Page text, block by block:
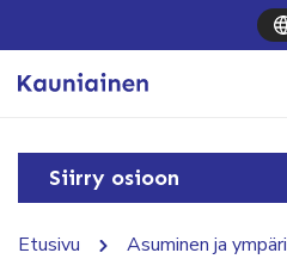
Siirry osioon
Etusivu Asuminen ja